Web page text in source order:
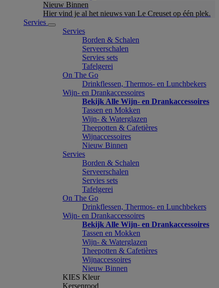
Nieuw Binnen
Hier vind je al het nieuws van Le Creuset op één plek.
Servies
Servies
Borden & Schalen
Serveerschalen
Servies sets
Tafelgerei
On The Go
Drinkflessen, Thermos- en Lunchbekers
Wijn- en Drankaccessoires
Bekijk Alle Wijn- en Drankaccessoires
Tassen en Mokken
Wijn- & Waterglazen
Theepotten & Cafetières
Wijnaccessoires
Nieuw Binnen
Servies
Borden & Schalen
Serveerschalen
Servies sets
Tafelgerei
On The Go
Drinkflessen, Thermos- en Lunchbekers
Wijn- en Drankaccessoires
Bekijk Alle Wijn- en Drankaccessoires
Tassen en Mokken
Wijn- & Waterglazen
Theepotten & Cafetières
Wijnaccessoires
Nieuw Binnen
KIES Kleur
Kersenrood